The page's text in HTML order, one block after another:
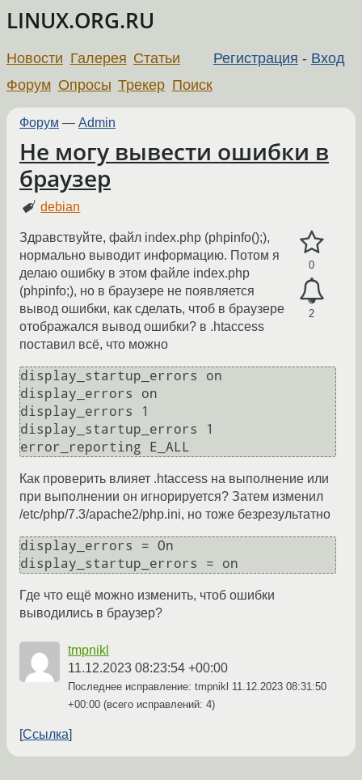
LINUX.ORG.RU
Регистрация - Вход
Новости Галерея Статьи
Форум Опросы Трекер Поиск
Форум — Admin
Не могу вывести ошибки в
браузер
debian
0
2
Здравствуйте, файл index.php (phpinfo();),
нормально выводит информацию. Потом я
делаю ошибку в этом файле index.php
(phpinfo;), но в браузере не появляется
вывод ошибки, как сделать, чтоб в браузере
отображался вывод ошибки? в .htaccess
поставил всё, что можно
display_startup_errors on
display_errors on
display_errors 1
display_startup_errors 1
Как проверить влияет .htaccess на выполнение или
при выполнении он игнорируется? Затем изменил
/etc/php/7.3/apache2/php.ini, но тоже безрезультатно
display_errors = On
Где что ещё можно изменить, чтоб ошибки
выводились в браузер?
tmpnikl
11.12.2023 08:23:54 +00:00
Последнее исправление: tmpnikl 11.12.2023 08:31:50
+00:00 (всего исправлений: 4)
Ссылка